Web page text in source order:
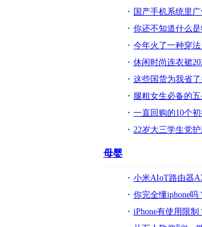
国产手机系统里
你还不知道什么
今年火了一种穿
休闲时尚连衣裙
这些国货为我省
腿粗女生必备的
一直回购的10个
22岁大三学生党
母婴
小米AIoT路由器
你完全懂iphone吗
iPhone有使用限